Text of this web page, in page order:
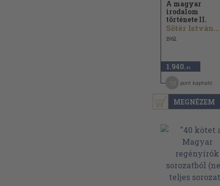
MEGNÉZEM
A magyar
irodalom
története II.
Sőtér István...
1962
1.940 ,-Ft
pont kapható